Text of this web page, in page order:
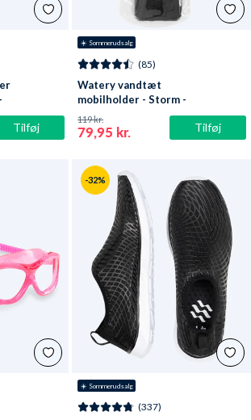
Tilføj
☀️ Sommerudsalg
Tilføj
(85)
Watery vandtæt
mobilholder - Storm -
Sort
79,95 kr.
119 kr.
-32%
☀️ Sommerudsalg
(337)